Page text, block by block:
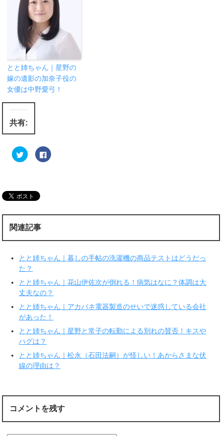
とと姉ちゃん｜星野の
嫁の遺影の加奈子役の
女優は中野愛弓！
共有:
ク
リ
w
i
e
r
で
有
新
し
い
ウ
ン
ド
ウ
開
き
ま
F
a
す
ク
ク
だ
さ
い
新
し
い
ィ
ン
で
開
き
関連記事
とと姉ちゃん｜暮しの手帖の洗濯機の商品テストはどうだっ
た？
とと姉ちゃん｜花山伊佐次が倒れる！病気はなに？体調は大
丈夫なの？
とと姉ちゃん｜アカバネ電器製造のせいで迷惑している会社
があった！
とと姉ちゃん｜星野と常子の転勤による別れの賛否！キスや
ハグは？
とと姉ちゃん｜松永（石田法嗣）が怪しい！あからさまな伏
線の理由は？
コメントを残す